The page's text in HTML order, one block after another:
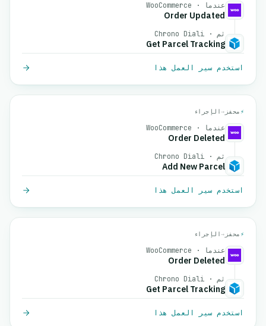
عندما · WooCommerce
Order Updated
ثم · Chrono Diali
Get Parcel Tracking
استخدم سير العمل هذا
⚡ محفز →الإجراء
عندما · WooCommerce
Order Deleted
ثم · Chrono Diali
Add New Parcel
استخدم سير العمل هذا
⚡ محفز →الإجراء
عندما · WooCommerce
Order Deleted
ثم · Chrono Diali
Get Parcel Tracking
استخدم سير العمل هذا